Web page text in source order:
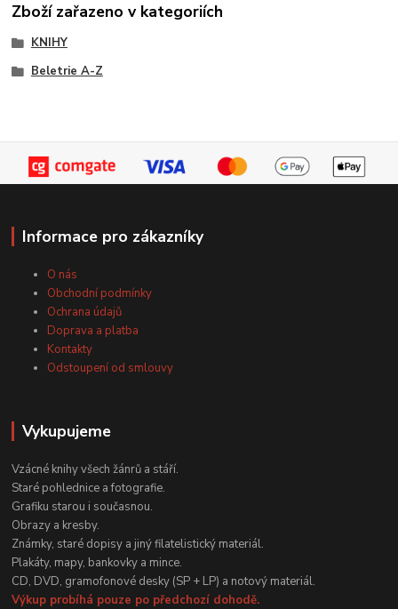
Zboží zařazeno v kategoriích
KNIHY
Beletrie A-Z
Informace pro zákazníky
O nás
Obchodní podmínky
Ochrana údajů
Doprava a platba
Kontakty
Odstoupení od smlouvy
Vykupujeme
Vzácné knihy všech žánrů a stáří.
Staré pohlednice a fotografie.
Grafiku starou i současnou.
Obrazy a kresby.
Známky, staré dopisy a jiný filatelistický materiál.
Plakáty, mapy, bankovky a mince.
CD, DVD, gramofonové desky (SP + LP) a notový materiál.
Výkup probíhá pouze po předchozí dohodě.